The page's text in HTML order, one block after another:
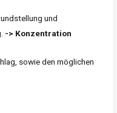
und
-> Konzentration
sowie den möglichen